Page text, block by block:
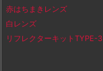
赤はちまきレンズ
白レンズ
リフレクターキットTYPE-3